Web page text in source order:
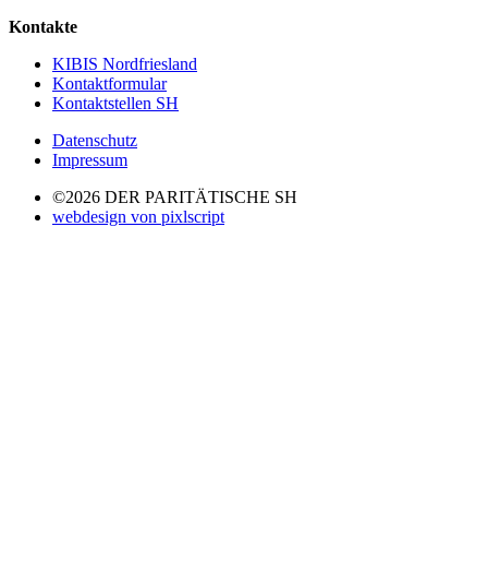
Kontakte
KIBIS Nordfriesland
Kontaktformular
Kontaktstellen SH
Datenschutz
Impressum
©2026 DER PARITÄTISCHE SH
webdesign von pixlscript